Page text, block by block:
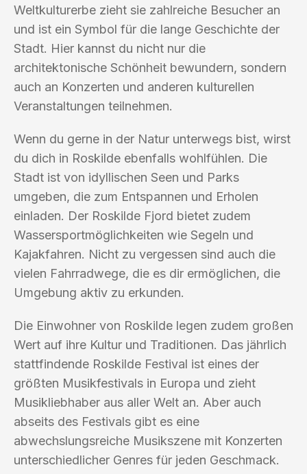
Weltkulturerbe zieht sie zahlreiche Besucher an
und ist ein Symbol für die lange Geschichte der
Stadt. Hier kannst du nicht nur die
architektonische Schönheit bewundern, sondern
auch an Konzerten und anderen kulturellen
Veranstaltungen teilnehmen.
Wenn du gerne in der Natur unterwegs bist, wirst
du dich in Roskilde ebenfalls wohlfühlen. Die
Stadt ist von idyllischen Seen und Parks
umgeben, die zum Entspannen und Erholen
einladen. Der Roskilde Fjord bietet zudem
Wassersportmöglichkeiten wie Segeln und
Kajakfahren. Nicht zu vergessen sind auch die
vielen Fahrradwege, die es dir ermöglichen, die
Umgebung aktiv zu erkunden.
Die Einwohner von Roskilde legen zudem großen
Wert auf ihre Kultur und Traditionen. Das jährlich
stattfindende Roskilde Festival ist eines der
größten Musikfestivals in Europa und zieht
Musikliebhaber aus aller Welt an. Aber auch
abseits des Festivals gibt es eine
abwechslungsreiche Musikszene mit Konzerten
unterschiedlicher Genres für jeden Geschmack.